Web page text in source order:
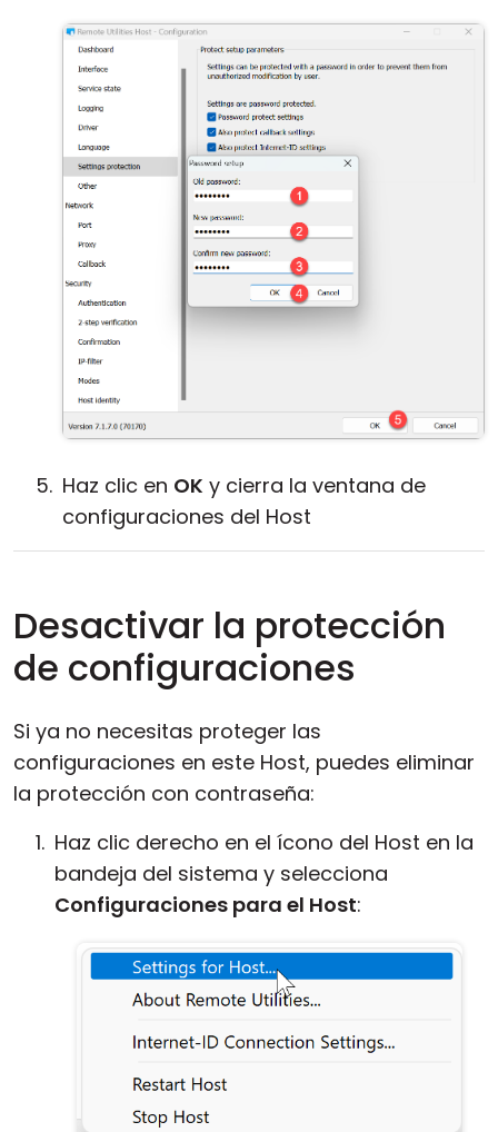
Haz clic en OK y cierra la ventana de
configuraciones del Host
Desactivar la protección
de configuraciones
Si ya no necesitas proteger las
configuraciones en este Host, puedes eliminar
la protección con contraseña:
Haz clic derecho en el ícono del Host en la
bandeja del sistema y selecciona
Configuraciones para el Host: